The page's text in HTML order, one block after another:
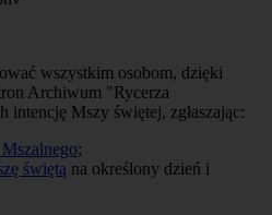
wszystkim osobom, dzięki
Archiwum "Rycerza
Mszy świętej, zgłaszając:
;
świętą na określony dzień i